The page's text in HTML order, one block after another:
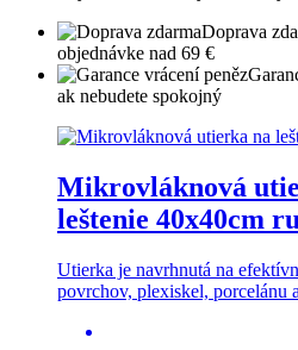
Doprava
objednávke nad 69 €
ak nebudete spokojný
Mikrovláknová
leštenie 40x40cm
Utierka je navrhnutá na
povrchov, plexiskel, porcelánu